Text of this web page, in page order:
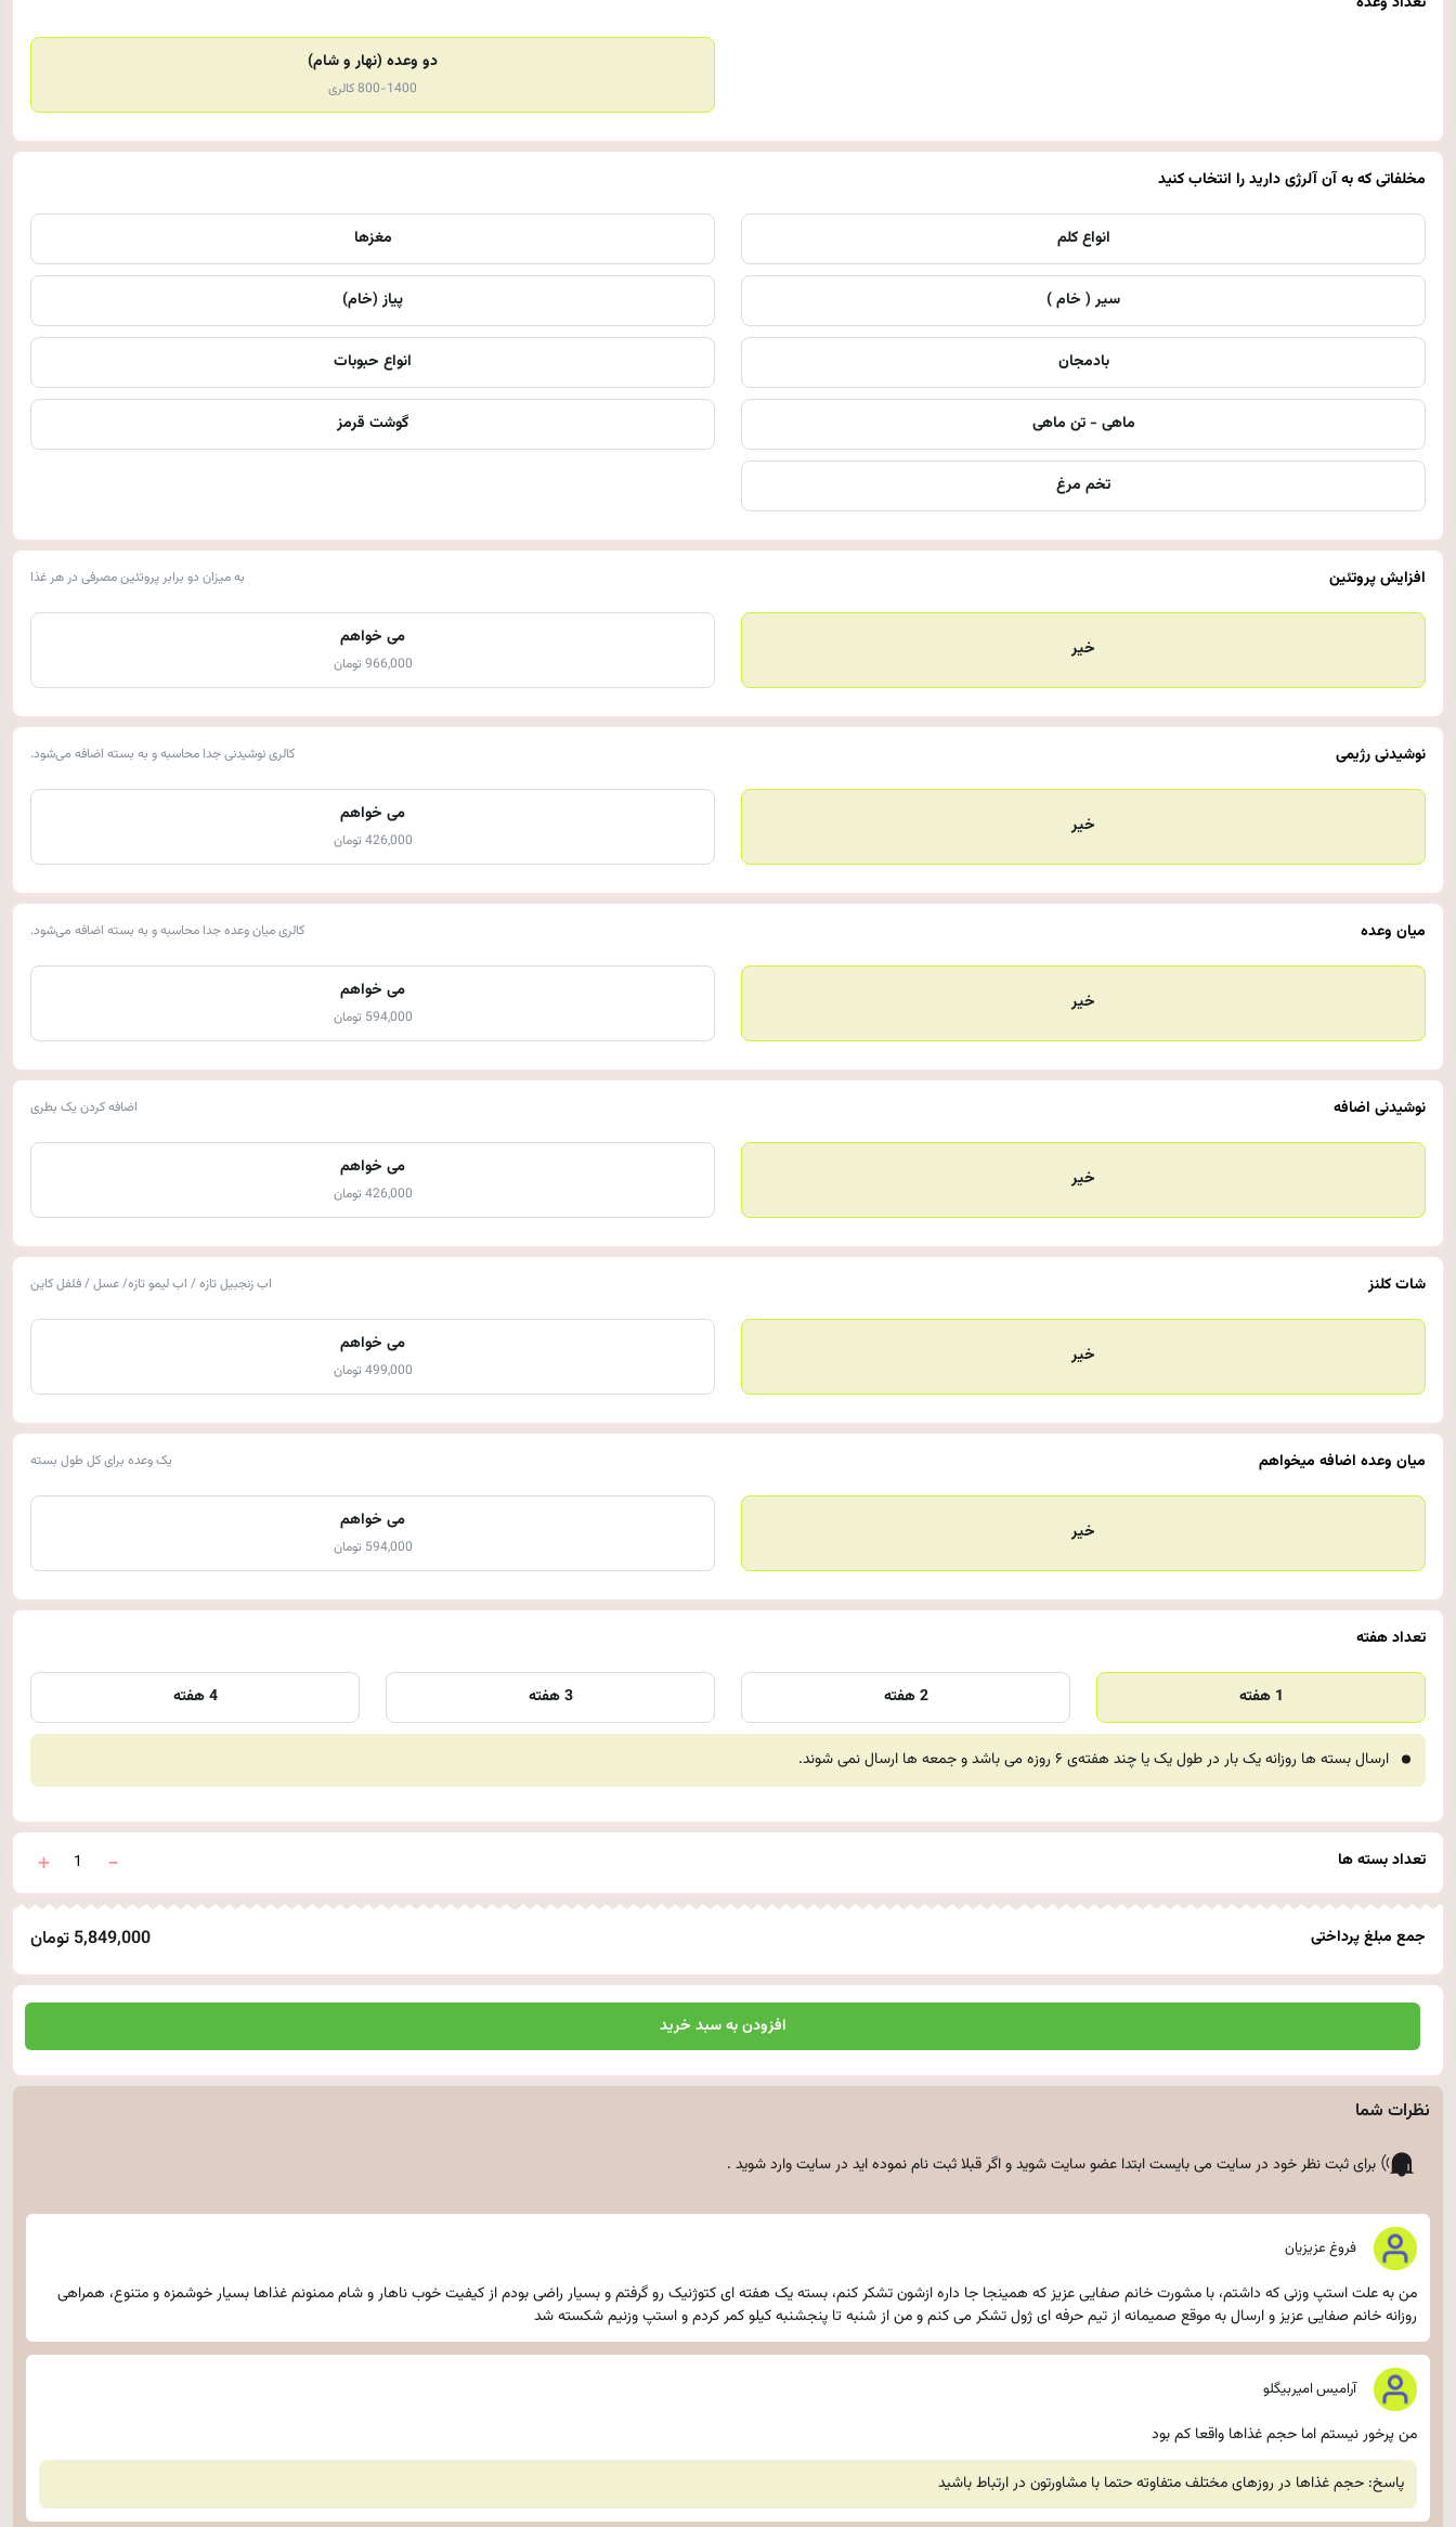
دو وعده (نهار و شام)
800-1400 کالری
مخلفاتی که به آن آلرژی دارید را انتخاب کنید
انواع کلم مغزها
سیر ( خام ) پیاز (خام)
بادمجان انواع حبوبات
ماهی - تن ماهی گوشت قرمز
تخم مرغ
افزایش پروتئین به میزان دو برابر پروتئین مصرفی در هر غذا
خیر
می خواهم
966,000 تومان
نوشیدنی‌ رژیمی کالری نوشیدنی جدا محاسبه و به بسته اضافه می‌شود.
خیر
می خواهم
426,000 تومان
میان وعده کالری میان وعده جدا محاسبه و به بسته اضافه می‌شود.
خیر
می خواهم
594,000 تومان
نوشیدنی اضافه اضافه کردن یک بطری
خیر
می خواهم
426,000 تومان
شات کلنز اب زنجبیل تازه / اب لیمو تازه/ عسل / فلفل کاین
خیر
می خواهم
499,000 تومان
میان وعده اضافه میخواهم یک وعده برای کل طول بسته
خیر
می خواهم
594,000 تومان
تعداد هفته
1 هفته 2 هفته 3 هفته 4 هفته
ارسال بسته ها روزانه یک بار در طول یک یا چند هفته‌ی ۶ روزه می باشد و جمعه ها ارسال نمی شوند.
تعداد بسته ها
جمع مبلغ پرداختی 5,849,000 تومان
افزودن به سبد خرید
نظرات شما
برای ثبت نظر خود در سایت می بایست ابتدا عضو سایت شویدو اگر قبلا ثبت نام نموده اید در سایت وارد شوید .
فروغ عزیزیان
من به علت استپ وزنی که داشتم، با مشورت خانم صفایی عزیز که همینجا جا داره ازشون تشکر کنم، بسته یک هفته ای کتوژنیک رو گرفتم و بسیار راضی بودم از کیفیت خوب ناهار و شام ممنونم غذاها بسیار خوشمزه و متنوع، همراهی
روزانه خانم صفایی عزیز و ارسال به موقع صمیمانه از تیم حرفه ای ژول تشکر می کنم و من از شنبه تا پنجشنبه کیلو کمر کردم و استپ وزنیم شکسته شد
آرامیس امیربیگلو
من پرخور نیستم اما حجم غذاها واقعا کم بود
پاسخ: حجم غذاها در روزهای مختلف متفاوته حتما با مشاورتون در ارتباط باشید